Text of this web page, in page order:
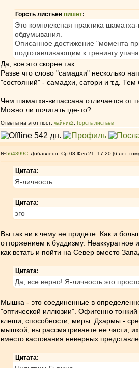
Горсть листьев пишет:
Это комплексная практика
обдумывания.
Описанное достижение "момента
подготавливающим к тренингу
Да, все это скорее так.
Разве что слово "самадхи" несколько
"состояний" - самадхи, сатори и т.д.
Чем шаматха-випассана отличается от
Можно ли почитать где-то?
Ответы на этот пост: чайник2 Горсть листьев
№564399 Добавлено: Ср 03 Фев 21, 17:20 (6 лет
Цитата:
Я-личность
Цитата:
эго
Вы так ни к чему не придете. Как и
отторжением к буддизму. Неаккуратное
как встать и пойти на Север вместо
Цитата:
Да, все верно! Я-личность это
Мышка - это соединенные в
"оптической иллюзии". Офигенно
клеши, способности, миры. Дхармы -
мышкой, вы рассматриваете ее части,
вместо кастования неверных
Цитата: